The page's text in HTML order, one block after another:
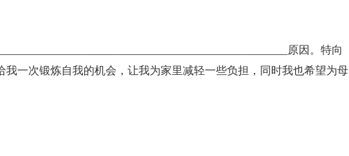
原因。特向
我一次锻炼自我的机会，让我为家里减轻一些负担，同时我也希望为母